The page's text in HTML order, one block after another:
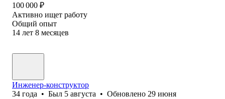
100 000 ₽
Активно ищет работу
Общий опыт
14 лет 8 месяцев
Инженер-конструктор
34 года • Был 5 августа • Обновлено 29 июня